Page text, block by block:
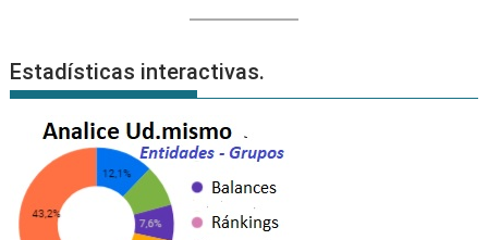
Estadísticas interactivas.